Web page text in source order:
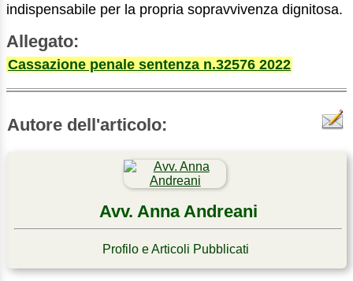
indispensabile per la propria sopravvivenza dignitosa.
Allegato:
Cassazione penale sentenza n.32576 2022
Autore dell'articolo:
Avv. Anna Andreani
Profilo e Articoli Pubblicati